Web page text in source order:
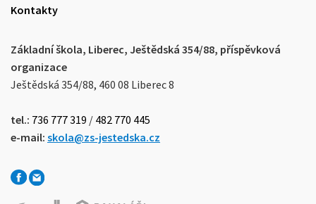
Kontakty
Základní škola, Liberec, Ještědská 354/88, příspěvková
organizace
Ještědská 354/88, 460 08 Liberec 8
tel.: 736 777 319 / 482 770 445
e-mail: skola@zs-jestedska.cz